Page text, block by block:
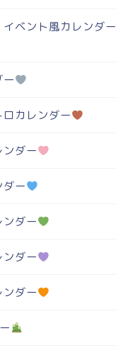
ベント風カレンダー
カレンダー
ダー
ダー
ダー
ダー
ダー